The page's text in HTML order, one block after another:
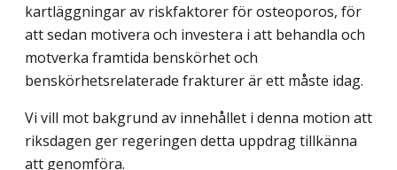
kartläggningar av riskfaktorer för osteoporos, för
att sedan motivera och investera i att behandla och
motverka framtida benskörhet och
benskörhetsrelaterade frakturer är ett måste idag.
Vi vill mot bakgrund av innehållet i denna motion att
riksdagen ger regeringen detta uppdrag tillkänna
att genomföra.